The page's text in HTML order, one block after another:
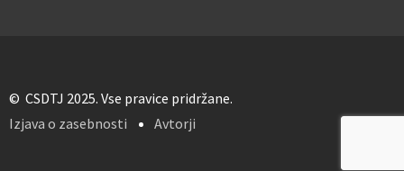
© CSDTJ 2025. Vse pravice pridržane.
Izjava o zasebnosti
Avtorji